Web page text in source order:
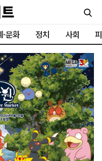
·문화 정치 사회